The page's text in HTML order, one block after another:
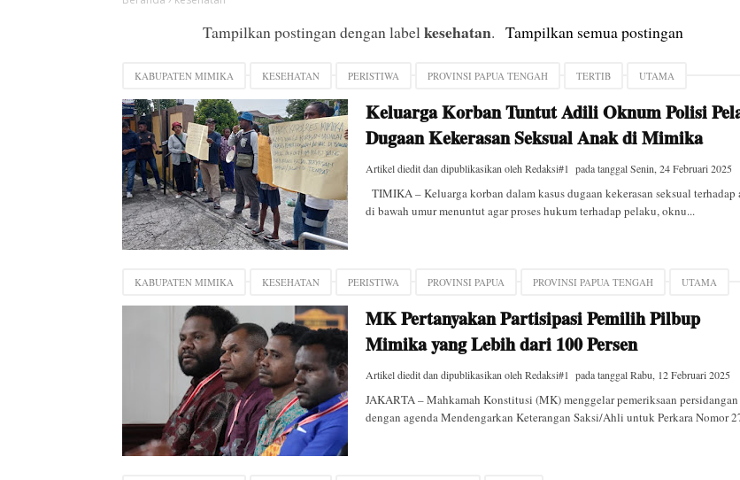
Tampilkan postingan dengan labelkesehatan. Tampilkan semua postingan
KABUPATEN MIMIKA KESEHATAN PERISTIWA PROVINSI PAPUA TENGAH TERTIB UTAMA
Keluarga Korban Tuntut Adili Oknum Polisi
Dugaan Kekerasan Seksual Anak di Mimika
Artikel diedit dan dipublikasikan olehRedaksi#1 pada tanggalSenin, 24 Februari 2025
TIMIKA – Keluarga korban dalam kasus dugaan kekerasan seksual terhadap
di bawah umur menuntut agar proses hukum terhadap pelaku, oknu...
KABUPATEN MIMIKA KESEHATAN PERISTIWA PROVINSI PAPUA PROVINSI PAPUA TENGAH UTAMA
MK Pertanyakan Partisipasi Pemilih Pilbup
Mimika yang Lebih dari 100 Persen
Artikel diedit dan dipublikasikan olehRedaksi#1 pada tanggalRabu, 12 Februari 2025
JAKARTA – Mahkamah Konstitusi (MK) menggelar pemeriksaan persidangan
dengan agenda Mendengarkan Keterangan Saksi/Ahli untuk Perkara Nomor